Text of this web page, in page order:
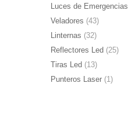
Luces de Emergencias
Veladores (43)
Linternas (32)
Reflectores Led (25)
Tiras Led (13)
Punteros Laser (1)